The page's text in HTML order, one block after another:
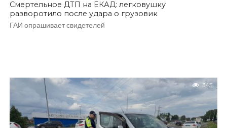
Смертельное ДТП на ЕКАД: легковушку
разворотило после удара о грузовик
ГАИ опрашивает свидетелей
345